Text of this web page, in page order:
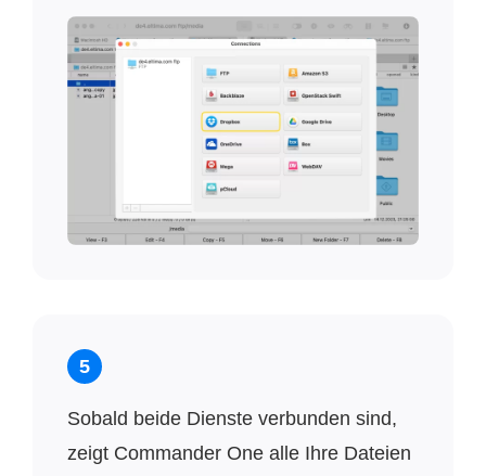
5
Sobald beide Dienste verbunden sind,
zeigt Commander One alle Ihre Dateien